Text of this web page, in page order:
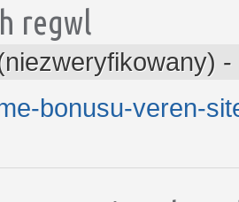
regwl
-
bonusu-veren-